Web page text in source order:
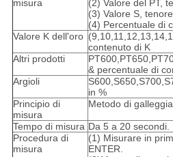
misura
(2) Valore del PT,
(3) Valore S,
(4) Percentuale di
Valore K dell'oro
contenuto di K
Altri prodotti
& percentuale di
Argioli
in %
Principio di
misura
Metodo di
Tempo di misura Da 5 a 20 secondi.
Procedura di
misura
(1) Misurare in
ENTER.